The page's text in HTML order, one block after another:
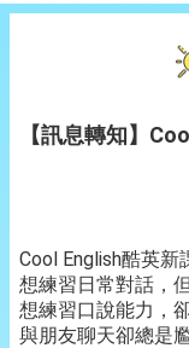
【訊息轉知】
Cool English酷英新
想練習日常對話，
想練習口說能力，
與朋友聊天卻總是